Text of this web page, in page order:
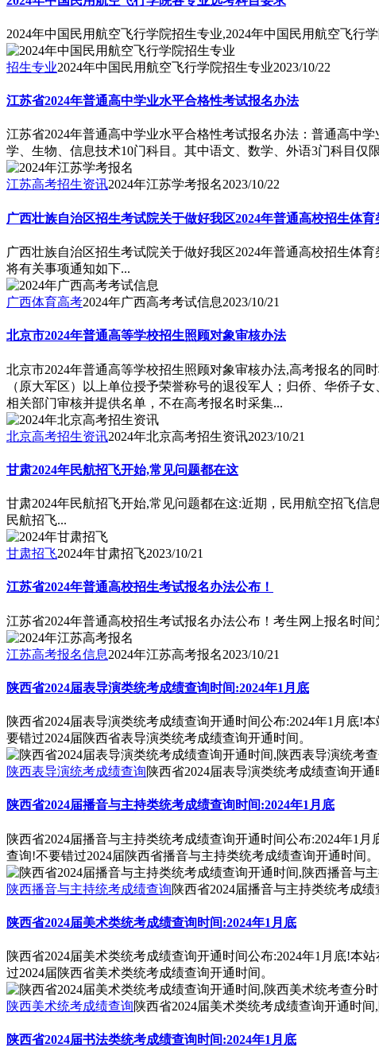
2024年中国民用航空飞行学院招生专业,2024年中国民用航空飞行
招生专业2024年中国民用航空飞行学院招生专业2023/10/22
江苏省2024年普通高中学业水平合格性考试报名办法
江苏省2024年普通高中学业水平合格性考试报名办法：普通高中
学、生物、信息技术10门科目。其中语文、数学、外语3门科目仅
江苏高考招生资讯2024年江苏学考报名2023/10/22
广西壮族自治区招生考试院关于做好我区2024年普通高校招生体
广西壮族自治区招生考试院关于做好我区2024年普通高校招生体
将有关事项通知如下...
广西体育高考2024年广西高考考试信息2023/10/21
北京市2024年普通高等学校招生照顾对象审核办法
北京市2024年普通高等学校招生照顾对象审核办法,高考报名的同
（原大军区）以上单位授予荣誉称号的退役军人；归侨、华侨子
相关部门审核并提供名单，不在高考报名时采集...
北京高考招生资讯2024年北京高考招生资讯2023/10/21
甘肃2024年民航招飞开始,常见问题都在这
甘肃2024年民航招飞开始,常见问题都在这:近期，民用航空招飞
民航招飞...
甘肃招飞2024年甘肃招飞2023/10/21
江苏省2024年普通高校招生考试报名办法公布！
江苏省2024年普通高校招生考试报名办法公布！考生网上报名时
江苏高考报名信息2024年江苏高考报名2023/10/21
陕西省2024届表导演类统考成绩查询时间:2024年1月底
陕西省2024届表导演类统考成绩查询开通时间公布:2024年1月底!
要错过2024届陕西省表导演类统考成绩查询开通时间。
陕西表导演统考成绩查询陕西省2024届表导演类统考成绩查询开
陕西省2024届播音与主持类统考成绩查询时间:2024年1月底
陕西省2024届播音与主持类统考成绩查询开通时间公布:2024年1
查询!不要错过2024届陕西省播音与主持类统考成绩查询开通时间。
陕西播音与主持统考成绩查询陕西省2024届播音与主持类统考成
陕西省2024届美术类统考成绩查询时间:2024年1月底
陕西省2024届美术类统考成绩查询开通时间公布:2024年1月底!本
过2024届陕西省美术类统考成绩查询开通时间。
陕西美术统考成绩查询陕西省2024届美术类统考成绩查询开通时
陕西省2024届书法类统考成绩查询时间:2024年1月底